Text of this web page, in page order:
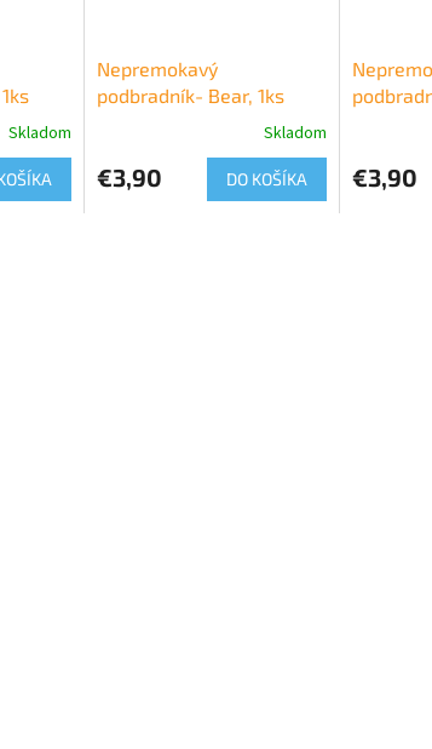
Skladom
Nepremokavý
podbradník- Bear, 1ks
Skladom
€3,90 DO KOŠÍKA €3,90